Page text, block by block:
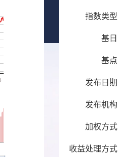
指数类型
基日
基点
发布日期
发布机构
加权方式
收益处理方式